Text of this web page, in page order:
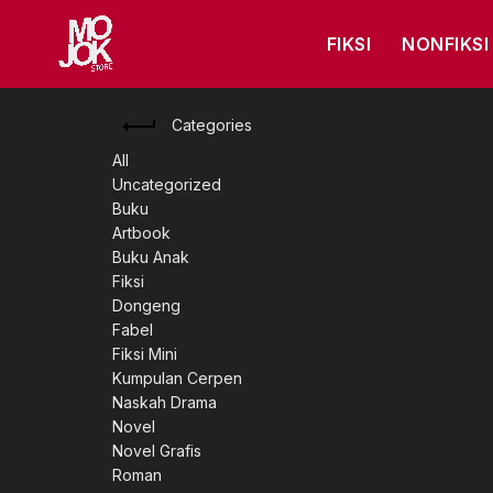
FIKSI NONFIKSI
Categories
All
Uncategorized
Buku
Artbook
Buku Anak
Fiksi
Dongeng
Fabel
Fiksi Mini
Kumpulan Cerpen
Naskah Drama
Novel
Novel Grafis
Roman